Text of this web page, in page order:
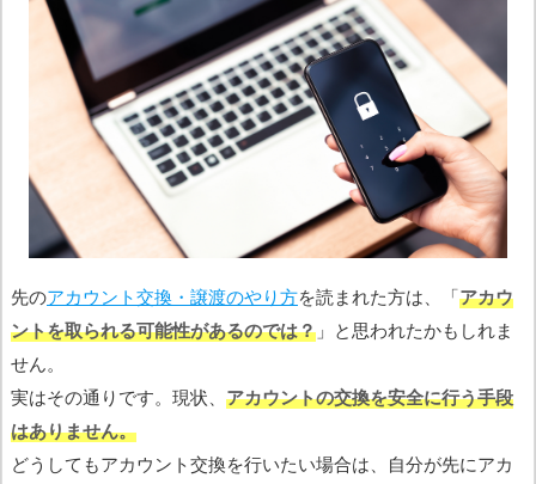
先のアカウント交換・譲渡のやり方を読まれた方は、「アカウ
ントを取られる可能性があるのでは？ 」と思われたかもしれま
せん。
実はその通りです。現状、 アカウントの交換を安全に行う手段
はありません。
どうしてもアカウント交換を行いたい場合は、自分が先にアカ